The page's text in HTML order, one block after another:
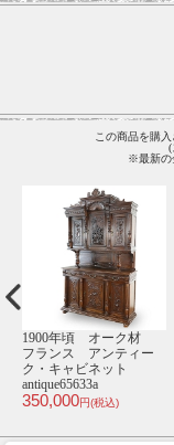
この商品を購
(
※最新の
1880年頃 マホガニー
材 イギリス アンテ
ィーク・キャビネッ
ト antique70253
238,000円(税込)